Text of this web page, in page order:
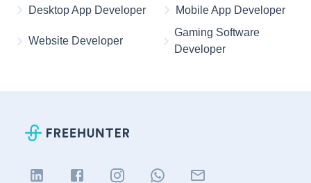
Desktop App Developer Mobile App Developer
Website Developer
Gaming Software
Developer